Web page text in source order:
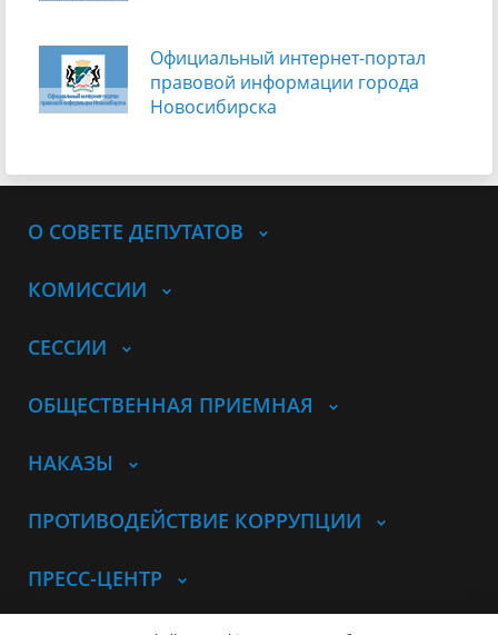
Официальный интернет-портал
правовой информации города
Новосибирска
О СОВЕТЕ ДЕПУТАТОВ
КОМИССИИ
СЕССИИ
ОБЩЕСТВЕННАЯ ПРИЕМНАЯ
НАКАЗЫ
ПРОТИВОДЕЙСТВИЕ КОРРУПЦИИ
ПРЕСС-ЦЕНТР